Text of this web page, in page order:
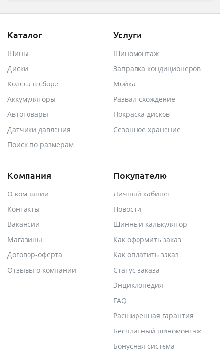
Каталог
Шины
Диски
Колеса в сборе
Аккумуляторы
Автотовары
Датчики давления
Поиск по размерам
Услуги
Шиномонтаж
Заправка кондиционеров
Мойка
Развал-схождение
Покраска дисков
Сезонное хранение
Компания
О компании
Контакты
Вакансии
Магазины
Договор-оферта
Отзывы о компании
Покупателю
Личный кабинет
Новости
Шинный калькулятор
Как оформить заказ
Как оплатить заказ
Статус заказа
Энциклопедия
FAQ
Расширенная гарантия
Бесплатный шиномонтаж
Бонусная система